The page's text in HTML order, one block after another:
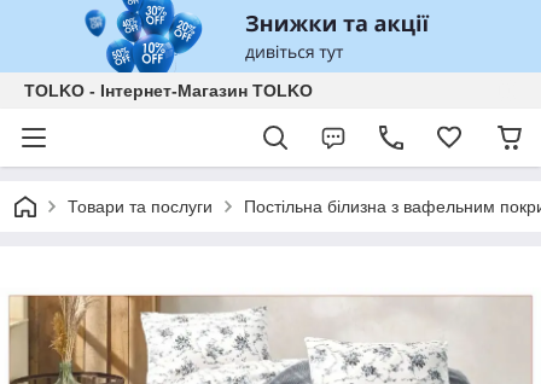
TOLKO - Інтернет-Магазин TOLKO
Товари та послуги Постільна білизна з вафельним